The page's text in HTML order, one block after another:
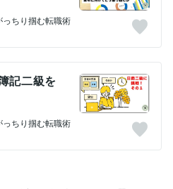
っちり掴む転職術
記二級を
っちり掴む転職術